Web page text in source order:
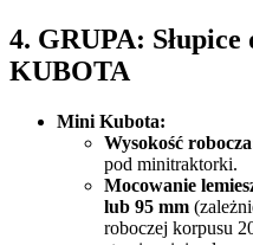
4. GRUPA:
KUBOTA
Mini Kubota:
Wysokość
pod minitraktorki.
Mocowanie
lub 95 mm
roboczej korpusu